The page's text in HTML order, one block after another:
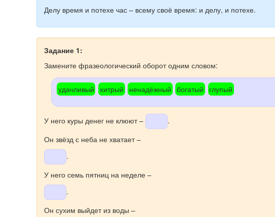
Делу время и потехе час – всему своё время: и делу, и потехе.
Задание 1:
Замените фразеологический оборот одним словом:
удачливый хитрый ненадёжный богатый глупый
У него куры денег не клюют –
.
Он звёзд с неба не хватает –
.
У него семь пятниц на неделе –
.
Он сухим выйдет из воды –